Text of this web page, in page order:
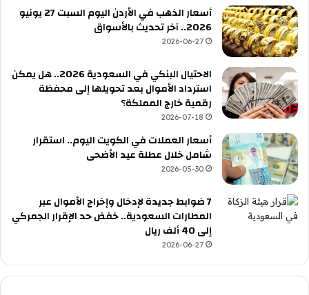
أسعار الذهب في الأردن اليوم السبت 27 يونيو
2026.. آخر تحديث بالأسواق
2026-06-27
الاحتيال البنكي في السعودية 2026.. هل يمكن
استرداد الأموال بعد تحويلها إلى محفظة
رقمية خارج المملكة؟
2026-07-18
أسعار العملات في الكويت اليوم.. استقرار
شامل خلال عطلة عيد الأضحى
2026-05-30
7 ضوابط جديدة لإدخال وإخراج الأموال عبر
المطارات السعودية.. خفض حد الإقرار الجمركي
إلى 40 ألف ريال
2026-06-27